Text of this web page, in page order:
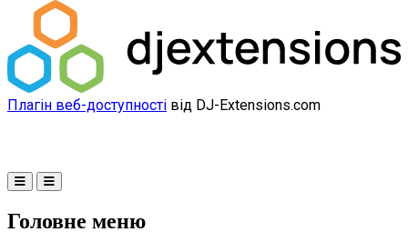
Плагін веб-доступності від DJ-Extensions.com
Головне меню